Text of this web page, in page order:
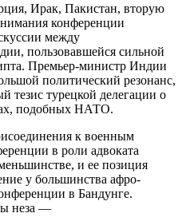
Ирак, Пакистан, вторую
конференции
между
пользовавшейся сильной
Премьер-министр Индии
политический резонанс,
тезис турецкой делегации о
подобных НАТО.
к военным
в роли адвоката
и ее позиция
у большинства афро-
в Бандунге.
неза —